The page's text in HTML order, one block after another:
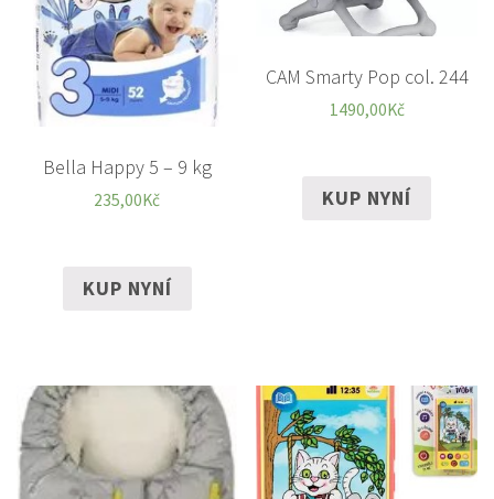
Bella Happy 5 – 9 kg
235,00Kč
KUP NYNÍ
CAM Smarty Pop col. 244
1490,00Kč
KUP NYNÍ